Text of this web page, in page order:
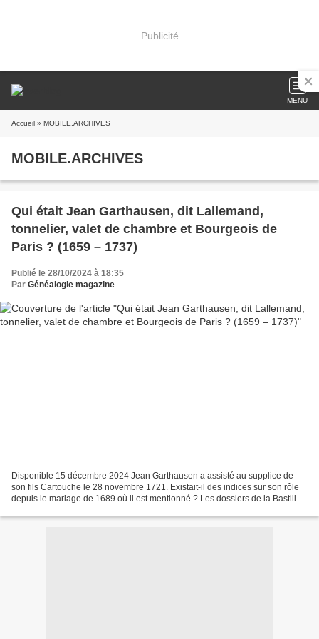
Publicité
MENU
Accueil » MOBILE.ARCHIVES
MOBILE.ARCHIVES
Qui était Jean Garthausen, dit Lallemand,
tonnelier, valet de chambre et Bourgeois de
Paris ? (1659 – 1737)
Publié le 28/10/2024 à 18:35
Par Généalogie magazine
Disponible 15 décembre 2024 Jean Garthausen a assisté au supplice de
son fils Cartouche le 28 novembre 1721. Existait-il des indices sur son rôle
depuis le mariage de 1689 où il est mentionné ? Les dossiers de la Bastille